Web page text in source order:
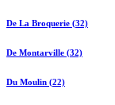
De La Broquerie (32)
De Montarville (32)
Du Moulin (22)